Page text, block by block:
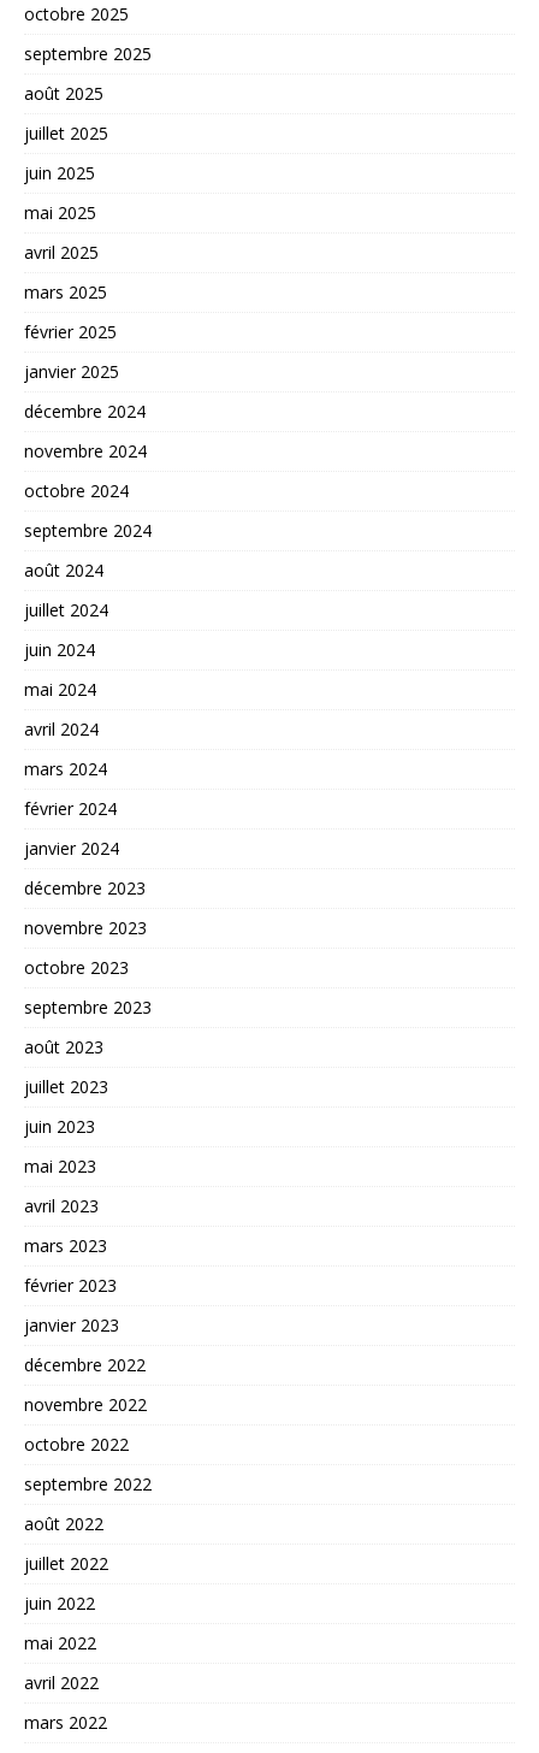
octobre 2025
septembre 2025
août 2025
juillet 2025
juin 2025
mai 2025
avril 2025
mars 2025
février 2025
janvier 2025
décembre 2024
novembre 2024
octobre 2024
septembre 2024
août 2024
juillet 2024
juin 2024
mai 2024
avril 2024
mars 2024
février 2024
janvier 2024
décembre 2023
novembre 2023
octobre 2023
septembre 2023
août 2023
juillet 2023
juin 2023
mai 2023
avril 2023
mars 2023
février 2023
janvier 2023
décembre 2022
novembre 2022
octobre 2022
septembre 2022
août 2022
juillet 2022
juin 2022
mai 2022
avril 2022
mars 2022